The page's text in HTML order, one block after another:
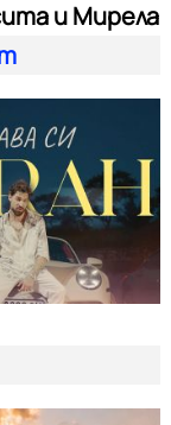
и Мирела